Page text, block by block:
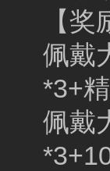
【奖
佩戴
*3+
佩戴